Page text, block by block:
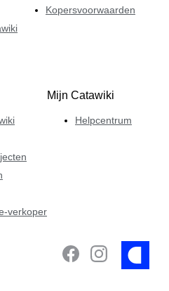
Kopersvoorwaarden
verkoper
Mijn Catawiki
Helpcentrum